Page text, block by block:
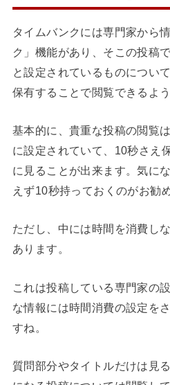
タイムバンクには専門家から
ク」機能があり、そこの投稿
と設定されているものについ
保有することで閲覧できるよ
基本的に、貴重な投稿の閲覧
に設定されていて、10秒さえ
に見ることが出来ます。気に
えず10秒持っておくのがお勧
ただし、中には時間を消費し
あります。
これは投稿している専門家の
な情報には時間消費の設定を
すね。
質問部分やタイトルだけは見